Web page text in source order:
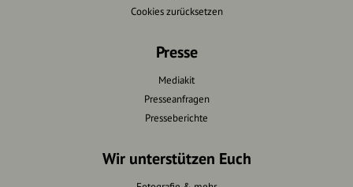
Cookies zurücksetzen
Presse
Mediakit
Presseanfragen
Presseberichte
Wir unterstützen Euch